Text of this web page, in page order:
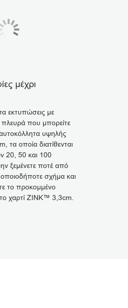
μέχρι
εκτυπώσεις με
που μπορείτε
υψηλής
τα οποία διατίθενται
20, 50 και 100
ξεμένετε ποτέ από
σχήμα και
το προκομμένο
χαρτί ZINK™ 3,3cm.